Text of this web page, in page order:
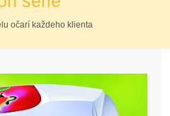
očarí každeho klienta